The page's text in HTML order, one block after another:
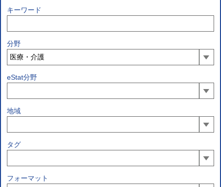
キーワード
分野
eStat分野
地域
タグ
フォーマット